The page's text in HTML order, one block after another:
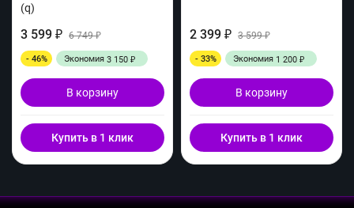
(q)
3 599 ₽ 6 749₽
- 46% Экономия 3 150 ₽
В корзину
Купить в 1 клик
2 399 ₽ 3 599₽
- 33% Экономия 1 200 ₽
В корзину
Купить в 1 клик